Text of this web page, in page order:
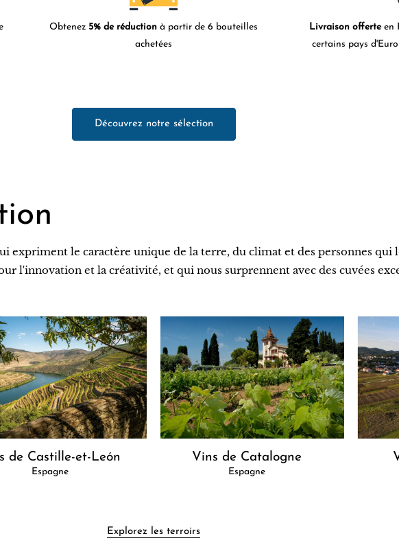
Obtenez 5% de réductionà partir de 6 bouteilles
achetées
Livraison offerteen
certains pays
Découvrez notre sélection
expriment le caractère unique de la terre, du climat et des personnes qui
l'innovation et la créativité, et qui nous surprennent avec des cuvées
de Castille-et-León
Espagne
Vins de Catalogne
Espagne
Explorez les terroirs